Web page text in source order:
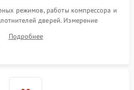
2000 ₽ Подробнее →
1000 ₽
1800 ₽
режимов, работы компрессора и
дверей. Измерение
мотора, проверка термостата и
ошибок с электронного дисплея.
Подробнее